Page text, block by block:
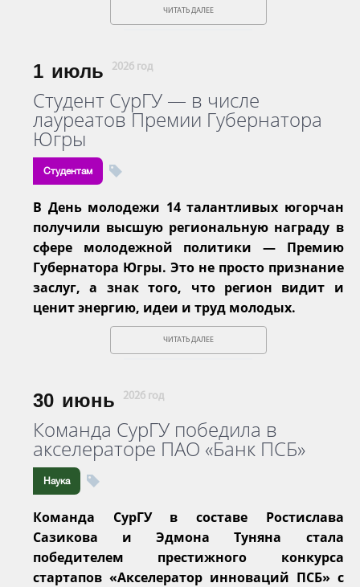
ЧИТАТЬ ДАЛЕЕ
1 июль 2026 год
Студент СурГУ — в числе
лауреатов Премии Губернатора
Югры
Студентам
В День молодежи 14 талантливых югорчан
получили высшую региональную награду в
сфере молодежной политики — Премию
Губернатора Югры. Это не просто признание
заслуг, а знак того, что регион видит и
ценит энергию, идеи и труд молодых.
ЧИТАТЬ ДАЛЕЕ
30 июнь 2026 год
Команда СурГУ победила в
акселераторе ПАО «Банк ПСБ»
Наука
Команда СурГУ в составе Ростислава
Сазикова и Эдмона Туняна стала
победителем престижного конкурса
стартапов «Акселератор инноваций ПСБ» с